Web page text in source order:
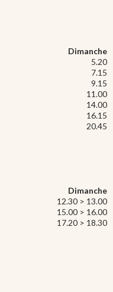
Dimanche
5.20
7.15
9.15
11.00
14.00
16.15
20.45
Dimanche
12.30 > 13.00
15.00 > 16.00
17.20 > 18.30